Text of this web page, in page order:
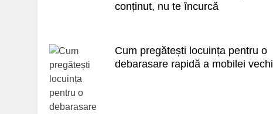
conținut, nu te încurcă
Cum pregătești locuința pentru o
debarasare rapidă a mobilei vechi